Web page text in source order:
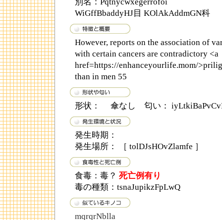
WiGffBbaddyHJ目 KOlAkAddmGN科
However, reports on the association of
with certain cancers are contradictory <a
href=https://enhanceyourlife.mom/
than in men 55
形状： 傘なし 匂い：
発生時期：
発生場所： ［ tolDJsHOvZlamfe ］
食毒：毒？ 死亡例有り
毒の種類：tsnaJupikzFpLwQ
mqrqrNblla